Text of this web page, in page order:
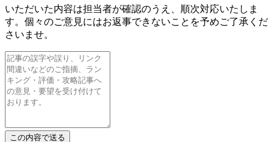
いただいた内容は担当者が確認のうえ、順次対応いたしま
す。個々のご意見にはお返事できないことを予めご了承くだ
さいませ。